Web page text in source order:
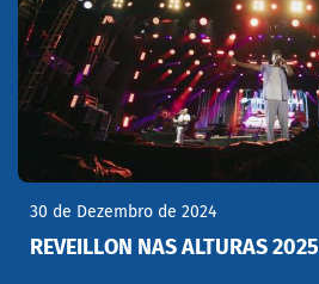
30 de Dezembro de 2024
REVEILLON NAS ALTURAS 2025